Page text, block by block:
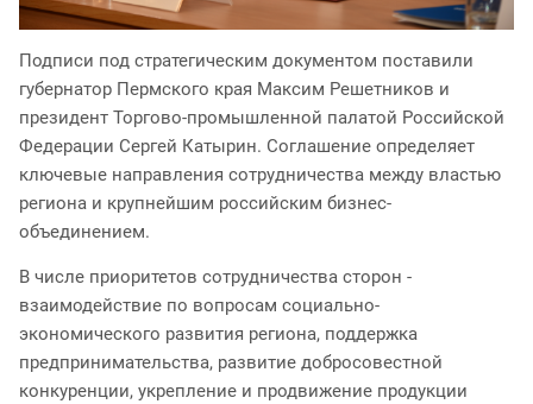
Подписи под стратегическим документом поставили
губернатор Пермского края Максим Решетников и
президент Торгово-промышленной палатой Российской
Федерации Сергей Катырин. Соглашение определяет
ключевые направления сотрудничества между властью
региона и крупнейшим российским бизнес-
объединением.
В числе приоритетов сотрудничества сторон -
взаимодействие по вопросам социально-
экономического развития региона, поддержка
предпринимательства, развитие добросовестной
конкуренции, укрепление и продвижение продукции